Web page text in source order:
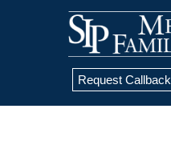
Request Callback